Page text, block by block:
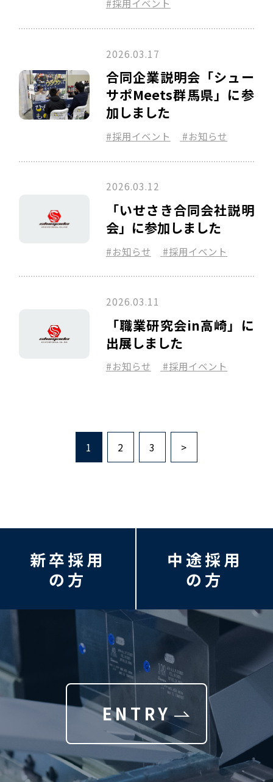
採用イベント
2026.03.17
合同企業説明会「シュー
サポMeets群馬県」に参
加しました
採用イベント お知らせ
2026.03.12
「いせさき合同会社説明
会」に参加しました
お知らせ 採用イベント
2026.03.11
「職業研究会in高崎」に
出展しました
お知らせ 採用イベント
1 2 3 >
新卒採用
の方
中途採用
の方
ENTRY